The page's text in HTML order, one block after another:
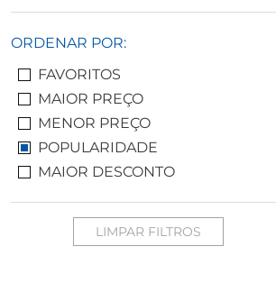
ORDENAR POR:
FAVORITOS
MAIOR PREÇO
MENOR PREÇO
POPULARIDADE
MAIOR DESCONTO
LIMPAR FILTROS